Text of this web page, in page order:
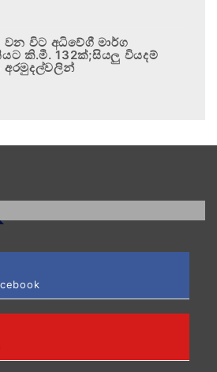
වන විට අධිවේගී මාර්ග
කි.මී. 132ක්;සියලු වියදම්
අරමුදල්වලින්